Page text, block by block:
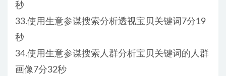
秒
33.使用生意参谋搜索分析透视宝贝关键词7分19
秒
34.使用生意参谋搜索人群分析宝贝关键词的人群
画像7分32秒